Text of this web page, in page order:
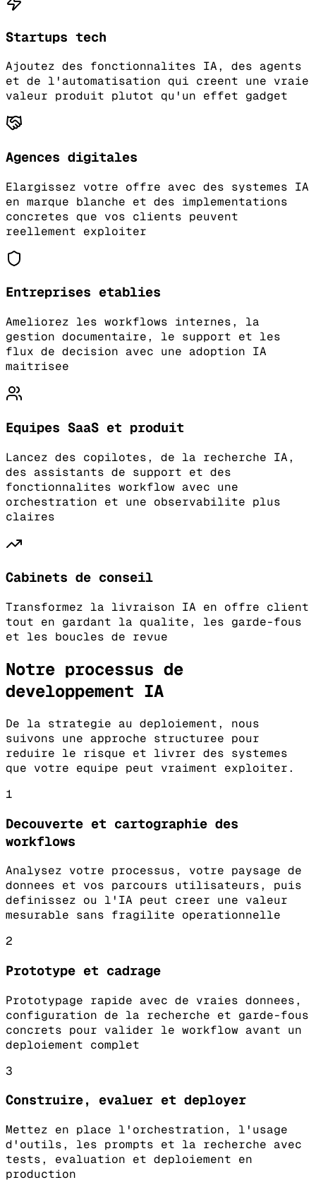
Startups tech
Ajoutez des fonctionnalites IA, des agents
et de l'automatisation qui creent une vraie
valeur produit plutot qu'un effet gadget
Agences digitales
Elargissez votre offre avec des systemes IA
en marque blanche et des implementations
concretes que vos clients peuvent
reellement exploiter
Entreprises etablies
Ameliorez les workflows internes, la
gestion documentaire, le support et les
flux de decision avec une adoption IA
maitrisee
Equipes SaaS et produit
Lancez des copilotes, de la recherche IA,
des assistants de support et des
fonctionnalites workflow avec une
orchestration et une observabilite plus
claires
Cabinets de conseil
Transformez la livraison IA en offre client
tout en gardant la qualite, les garde-fous
et les boucles de revue
Notre processus de
developpement IA
De la strategie au deploiement, nous
suivons une approche structuree pour
reduire le risque et livrer des systemes
que votre equipe peut vraiment exploiter.
1
Decouverte et cartographie des
workflows
Analysez votre processus, votre paysage de
donnees et vos parcours utilisateurs, puis
definissez ou l'IA peut creer une valeur
mesurable sans fragilite operationnelle
2
Prototype et cadrage
Prototypage rapide avec de vraies donnees,
configuration de la recherche et garde-fous
concrets pour valider le workflow avant un
deploiement complet
3
Construire, evaluer et deployer
Mettez en place l'orchestration, l'usage
d'outils, les prompts et la recherche avec
tests, evaluation et deploiement en
production